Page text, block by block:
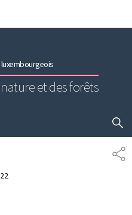
principal
et des forêts